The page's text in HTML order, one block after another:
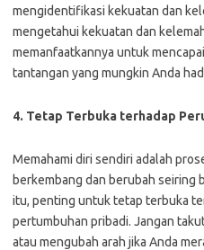
mengidentifikasi kekuatan dan
mengetahui kekuatan dan
memanfaatkannya untuk
tantangan yang mungkin Anda
4. Tetap Terbuka terhadap
Memahami diri sendiri adalah
berkembang dan berubah seiring
itu, penting untuk tetap terbuka
pertumbuhan pribadi. Jangan
atau mengubah arah jika Anda